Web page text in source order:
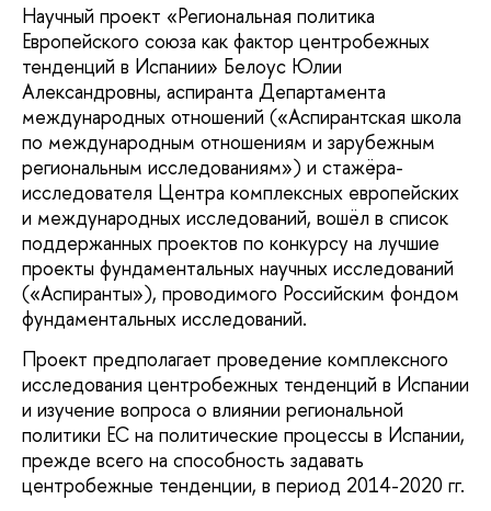
Научный проект «Региональная политика
Европейского союза как фактор центробежных
тенденций в Испании» Белоус Юлии
Александровны, аспиранта Департамента
международных отношений («Аспирантская школа
по международным отношениям и зарубежным
региональным исследованиям») и стажёра-
исследователя Центра комплексных европейских
и международных исследований, вошёл в список
поддержанных проектов по конкурсу на лучшие
проекты фундаментальных научных исследований
(«Аспиранты»), проводимого Российским фондом
фундаментальных исследований.
Проект предполагает проведение комплексного
исследования центробежных тенденций в Испании
и изучение вопроса о влиянии региональной
политики ЕС на политические процессы в Испании,
прежде всего на способность задавать
центробежные тенденции, в период 2014-2020 гг.